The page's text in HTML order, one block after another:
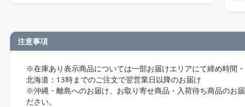
注意事項
※在庫あり表示商品については一部お届けエリアにて締め時間・
北海道：13時までのご注文で翌営業日以降のお届け
※沖縄・離島へのお届け、お取り寄せ商品・入荷待ち商品のお
ださい。